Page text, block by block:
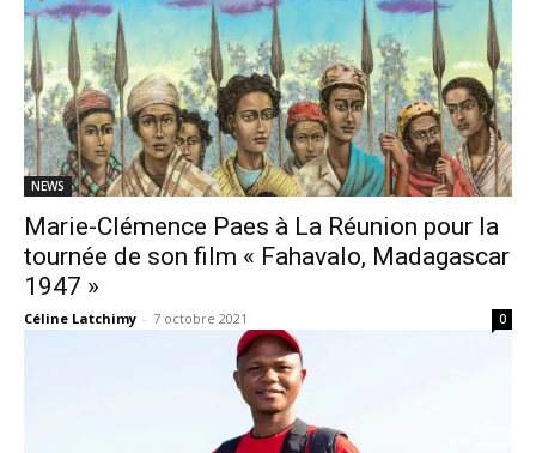
NEWS
Marie-Clémence Paes à La Réunion pour la
tournée de son film « Fahavalo, Madagascar
1947 »
Céline Latchimy - 7 octobre 2021 0